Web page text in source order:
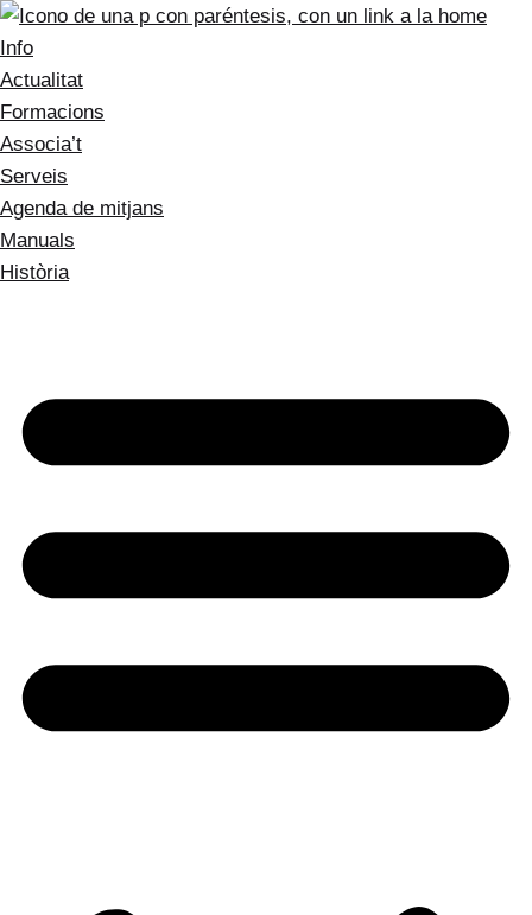
Info
Actualitat
Formacions
Associa’t
Serveis
Agenda de mitjans
Manuals
Història